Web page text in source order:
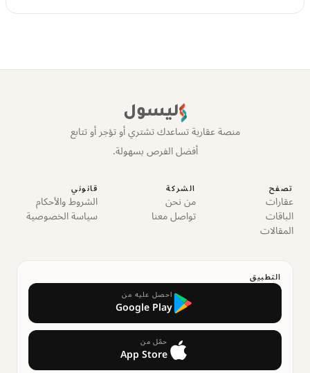
ليسول
منصة عقارية تساعدك تشتري أو تؤجر أو تتابع
أفضل الفرص بسهولة.
تصفح
عقارات
الباقات
المقالات
الشركة
من نحن
تواصل معنا
قانوني
الشروط والأحكام
سياسة الخصوصية
التطبيق
احصل عليه من
Google Play
حمّل من
App Store